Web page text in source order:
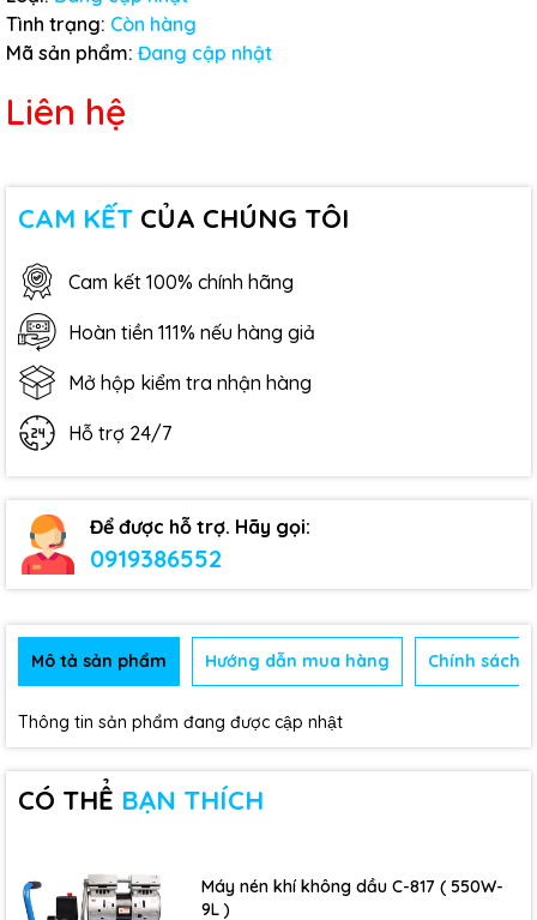
Tình trạng: Còn hàng
Mã sản phẩm: Đang cập nhật
Liên hệ
CAM KẾT CỦA CHÚNG TÔI
Cam kết 100% chính hãng
Hoàn tiền 111% nếu hàng giả
Mở hộp kiểm tra nhận hàng
Hỗ trợ 24/7
Để được hỗ trợ. Hãy gọi:
0919386552
Mô tả sản phẩm Hướng dẫn mua hàng Chính sách
Thông tin sản phẩm đang được cập nhật
CÓ THỂ BẠN THÍCH
Máy nén khí không dầu C-817 ( 550W-
9L )